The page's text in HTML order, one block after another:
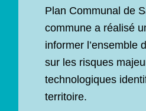
Plan Communal de
commune a réalisé
informer l’ensemble
sur les risques
technologiques
territoire.